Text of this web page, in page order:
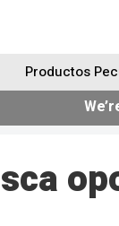
Productos